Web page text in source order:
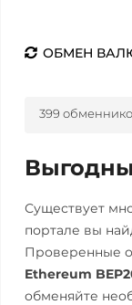
ОБМЕН
399
Существует
портале вы
Проверенные
Ethereum
обменяйте